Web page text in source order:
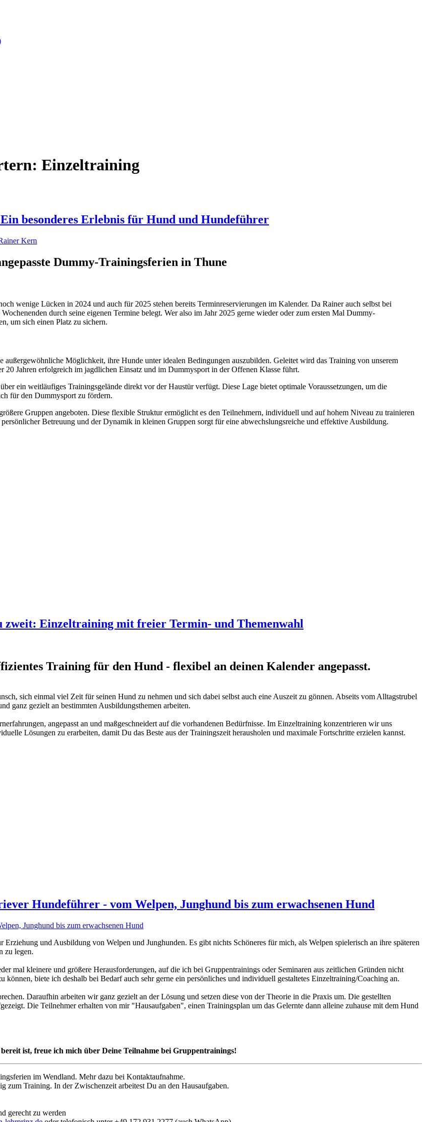
Einzeltraining
besonderes Erlebnis für Hund und Hundeführer
Dummy-Trainingsferien in Thune
wenige Lücken in 2024 und auch für 2025 stehen bereits Terminreservierungen im Kalender. Da Rainer auch selbst bei
durch seine eigenen Termine belegt. Wer also im Jahr 2025 gerne wieder oder zum ersten Mal Dummy-
um sich einen Platz zu sichern.
Möglichkeit, ihre Hunde unter idealen Bedingungen auszubilden. Geleitet wird das Training von unserem
20 Jahren erfolgreich im jagdlichen Einsatz und im Dummysport in der Offenen Klasse führt.
ein weitläufiges Trainingsgelände direkt vor der Haustür verfügt. Diese Lage bietet optimale Voraussetzungen, um die
für den Dummysport zu fördern.
Gruppen angeboten. Diese flexible Struktur ermöglicht es den Teilnehmern, individuell und auf hohem Niveau zu trainieren
Betreuung und der Dynamik in kleinen Gruppen sorgt für eine abwechslungsreiche und effektive Ausbildung.
zweit: Einzeltraining mit freier Termin- und Themenwahl
Training für den Hund - flexibel an deinen Kalender angepasst.
sich einmal viel Zeit für seinen Hund zu nehmen und sich dabei selbst auch eine Auszeit zu gönnen. Abseits vom Alltagstrubel
ganz gezielt an bestimmten Ausbildungsthemen arbeiten.
angepasst an und maßgeschneidert auf die vorhandenen Bedürfnisse. Im Einzeltraining konzentrieren wir uns
Lösungen zu erarbeiten, damit Du das Beste aus der Trainingszeit herausholen und maximale Fortschritte erzielen kannst.
Hundeführer - vom Welpen, Junghund bis zum erwachsenen Hund
und Ausbildung von Welpen und Junghunden. Es gibt nichts Schöneres für mich, als Welpen spielerisch an ihre späteren
zu legen.
mal kleinere und größere Herausforderungen, auf die ich bei Gruppentrainings oder Seminaren aus zeitlichen Gründen nicht
biete ich deshalb bei Bedarf auch sehr gerne ein persönliches und individuell gestaltetes Einzeltraining/Coaching an.
Daraufhin arbeiten wir ganz gezielt an der Lösung und setzen diese von der Theorie in die Praxis um. Die gestellten
Die Teilnehmer erhalten von mir "Hausaufgaben", einen Trainingsplan um das Gelernte dann alleine zuhause mit dem Hund
ist, freue ich mich über Deine Teilnahme bei Gruppentrainings!
im Wendland. Mehr dazu bei Kontaktaufnahme.
zum Training. In der Zwischenzeit arbeitest Du an den Hausaufgaben.
gerecht zu werden